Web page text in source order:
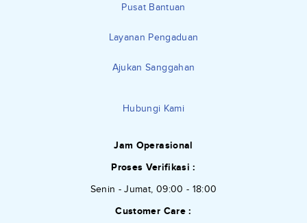
Pusat Bantuan
Layanan Pengaduan
Ajukan Sanggahan
Hubungi Kami
Jam Operasional
Proses Verifikasi :
Senin - Jumat, 09:00 - 18:00
Customer Care :